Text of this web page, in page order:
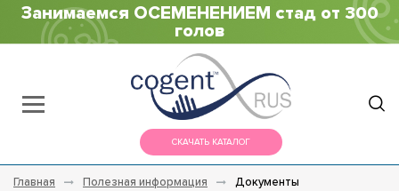
Занимаемся ОСЕМЕНЕНИЕМ стад от 300
голов
СКАЧАТЬ КАТАЛОГ
Главная Полезная информация Документы